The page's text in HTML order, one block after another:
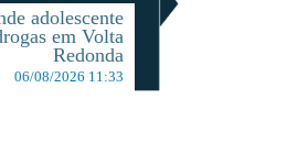
adolescente
em Volta
Redonda
06/08/2026 11:33